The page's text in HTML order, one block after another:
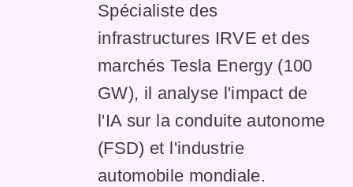
Spécialiste des
infrastructures IRVE et des
marchés Tesla Energy (100
GW), il analyse l'impact de
l'IA sur la conduite autonome
(FSD) et l'industrie
automobile mondiale.